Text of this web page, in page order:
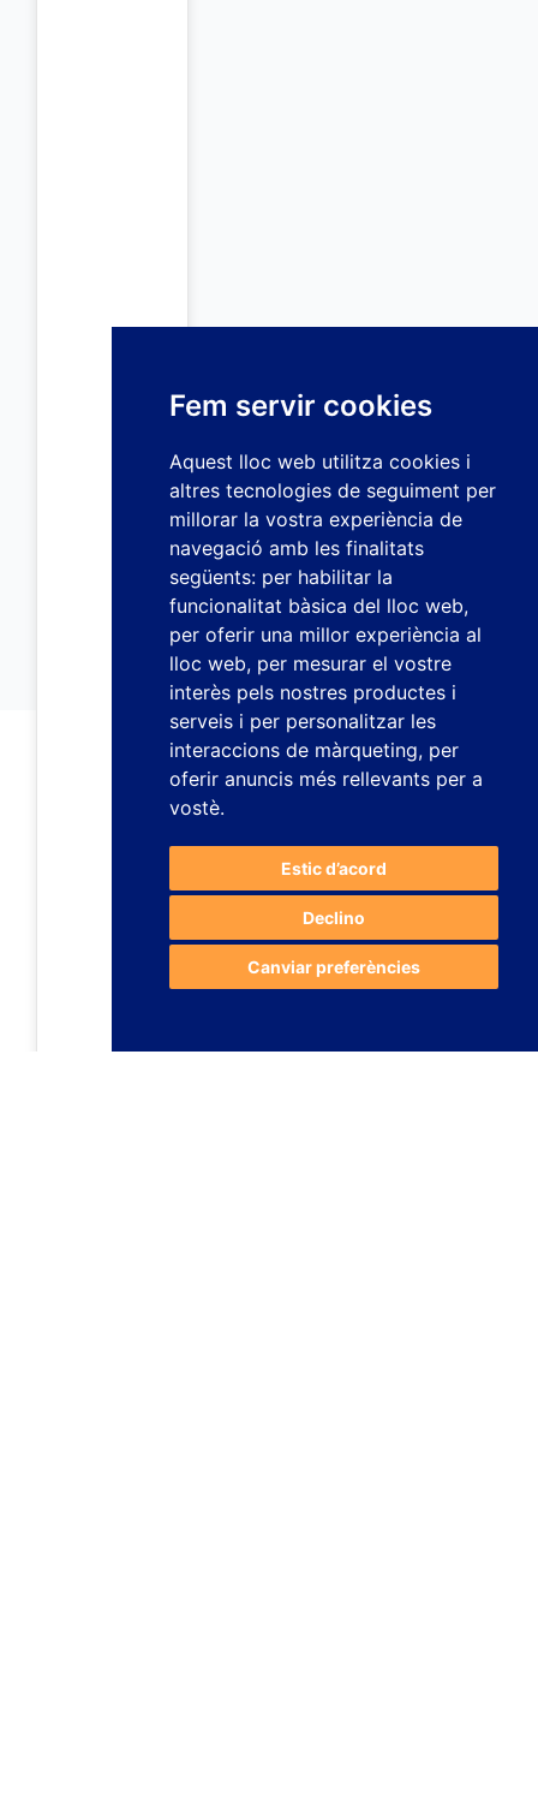
Fem servir cookies
Aquest lloc web utilitza cookies i
altres tecnologies de seguiment per
millorar la vostra experiència de
navegació amb les finalitats
següents: per habilitar la
funcionalitat bàsica del lloc web,
per oferir una millor experiència al
lloc web, per mesurar el vostre
interès pels nostres productes i
serveis i per personalitzar les
interaccions de màrqueting, per
oferir anuncis més rellevants per a
vostè.
Estic d’acord
Declino
Canviar preferències